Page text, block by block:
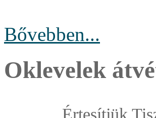
Bővebben...
Oklevelek
Értesítjük